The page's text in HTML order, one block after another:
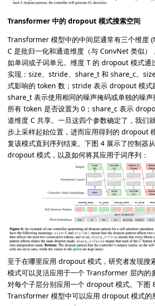
Transformer 中的 dropout 模式搜索空间
Transformer 模型中的中间层通常有三个维度
C 是批归一化和通道维度（与 ConvNet 类似）
如单词或子词单元。维度 T 的 dropout 模式通
实现：size、stride、share_t 和 share_c。
式影响的 token 数；stride 表示 dropout 模式
share_t 表示使用相同的噪声掩码或单独的噪
所有 token 是否设置为 0；share_c 表示
道维度 C 共享。一旦这四个参数确定了，我们
步上采样起始位置，进而应用得到的 dropout
复该模式直到序列结束。下图 4 展示了控制器
dropout 模式，以及如何将其应用于词序列：
至于在哪里应用 dropout 模式，研究者发现搜
模式可以灵活应用于一个 Transformer 层内的
对每个子层分别应用一个 dropout 模式。下图
Transformer 模型中可以应用 dropout 模式的